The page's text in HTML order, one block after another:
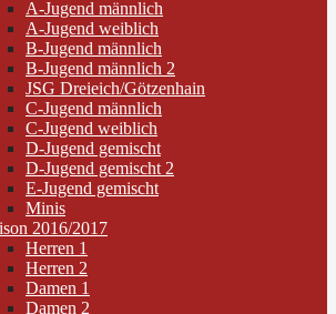
A-Jugend männlich
A-Jugend weiblich
B-Jugend männlich
B-Jugend männlich 2
JSG Dreieich/Götzenhain
C-Jugend männlich
C-Jugend weiblich
D-Jugend gemischt
D-Jugend gemischt 2
E-Jugend gemischt
Minis
2016/2017
Herren 1
Herren 2
Damen 1
Damen 2